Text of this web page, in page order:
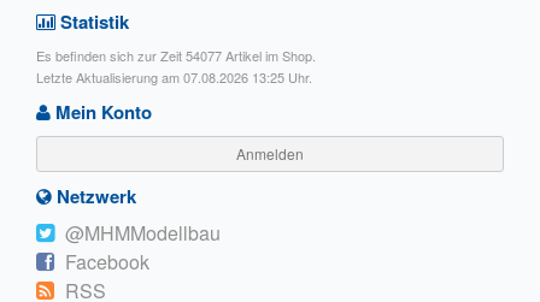
Statistik
Es befinden sich zur Zeit 54077 Artikel im Shop.
Letzte Aktualisierung am 07.08.2026 13:25 Uhr.
Mein Konto
Anmelden
Netzwerk
@MHMModellbau
Facebook
RSS